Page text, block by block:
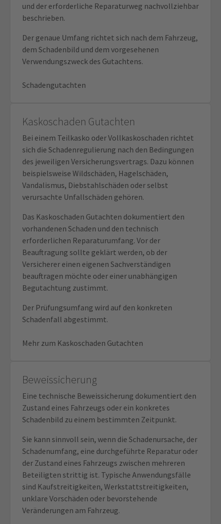
und der erforderliche Reparaturweg nachvollziehbar
beschrieben.
Der genaue Umfang richtet sich nach dem Fahrzeug,
dem Schadenbild und dem vorgesehenen
Verwendungszweck des Gutachtens.
Schadengutachten
Kaskoschaden Gutachten
Bei einem Teilkasko oder Vollkaskoschaden richtet
sich die Schadenregulierung nach den Bedingungen
des jeweiligen Versicherungsvertrags. Dazu können
beispielsweise Wildschäden, Hagelschäden,
Vandalismus, Diebstahlschäden oder selbst
verursachte Unfallschäden gehören.
Das Kaskoschaden Gutachten dokumentiert den
vorhandenen Schaden und den technisch
erforderlichen Reparaturumfang. Vor der
Beauftragung sollte geklärt werden, ob der
Versicherer einen eigenen Sachverständigen
beauftragen möchte oder einer unabhängigen
Begutachtung zustimmt.
Der Prüfungsumfang wird auf den konkreten
Schadenfall abgestimmt.
Mehr zum Kaskoschaden Gutachten
Beweissicherung
Eine technische Beweissicherung dokumentiert den
Zustand eines Fahrzeugs oder ein konkretes
Schadenbild zu einem bestimmten Zeitpunkt.
Sie kann sinnvoll sein, wenn die Schadenursache, der
Schadenumfang, eine durchgeführte Reparatur oder
der Zustand eines Fahrzeugs zwischen mehreren
Beteiligten strittig ist. Typische Anwendungsfälle
sind Kaufstreitigkeiten, Werkstattstreitigkeiten,
unklare Vorschäden oder bevorstehende
Veränderungen am Fahrzeug.